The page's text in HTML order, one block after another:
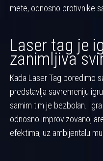
mete, odnosno protivnike
Laser tag je
zanimljiva
Kada Laser Tag poredimo
predstavlja savremeniju
samim tim je bezbolan.
odnosno improvizovanoj
efektima, uz ambijentalu